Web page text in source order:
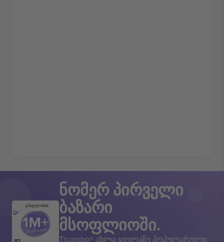
გმადლობთ!
ნომერ პირველი
ბაზარი
მსოფლიოში.
Ticombo® ახლა ყველაზე პოპულარული